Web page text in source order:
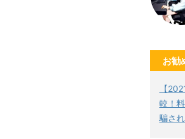
お勧
【
較！
騙さ